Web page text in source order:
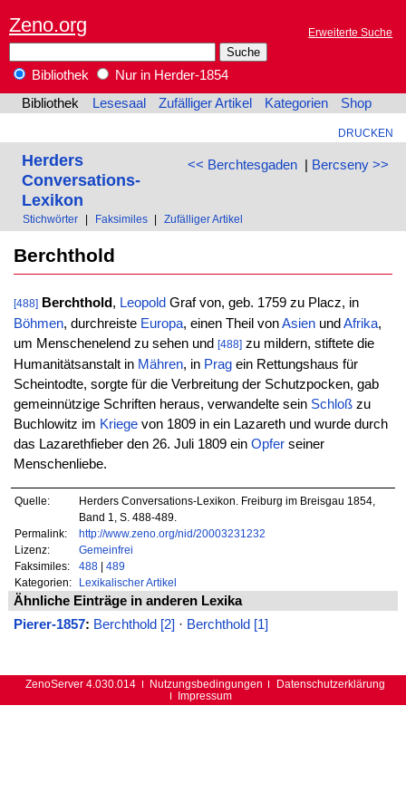
Zeno.org Erweiterte Suche
Bibliothek
Nur in Herder-1854
Bibliothek
Lesesaal Zufälliger Artikel Kategorien Shop
DRUCKEN
<< Berchtesgaden| Bercseny >>
Herders
Conversations-
Lexikon
Stichwörter Faksimiles Zufälliger Artikel
Berchthold
[488] Berchthold, Leopold Graf von, geb. 1759 zu Placz, in
Böhmen, durchreiste Europa, einen Theil vonAsienund Afrika,
um Menschenelend zu sehen und
[488]zu mildern, stiftete die
Humanitätsanstalt in Mähren, in Pragein Rettungshaus für
Scheintodte, sorgte für die Verbreitung der Schutzpocken, gab
gemeinnützige Schriften heraus, verwandelte sein Schloßzu
Buchlowitz im Kriegevon 1809 in ein Lazareth und wurde durch
das Lazarethfieber den 26. Juli 1809 ein Opferseiner
Menschenliebe.
Quelle:
Herders Conversations-Lexikon. Freiburg im Breisgau 1854,
Band 1, S. 488-489.
Permalink:
http://www.zeno.org/nid/20003231232
Lizenz:
Gemeinfrei
Faksimiles:
488| 489
Kategorien:
Lexikalischer Artikel
Ähnliche Einträge in anderen Lexika
Pierer-1857: Berchthold [2] · Berchthold [1]
ZenoServer 4.030.014 Nutzungsbedingungen
Datenschutzerklärung
Impressum